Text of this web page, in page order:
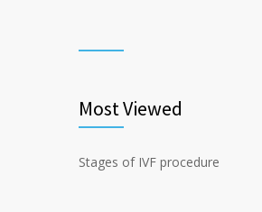
Most Viewed
Stages of IVF procedure